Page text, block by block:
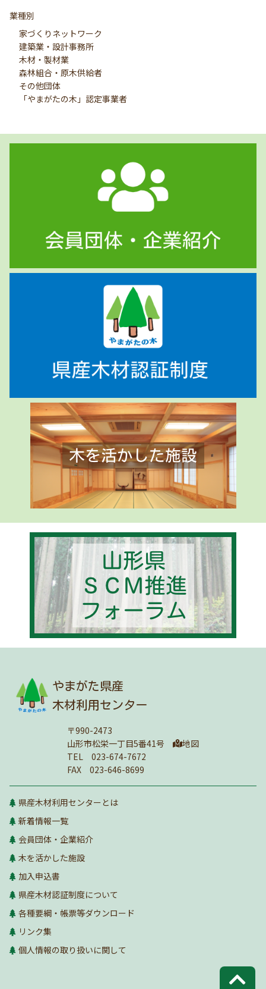
業種別
家づくりネットワーク
建築業・設計事務所
木材・製材業
森林組合・原木供給者
その他団体
「やまがたの木」認定事業者
やまがた県産
木材利用センター
〒990-2473
山形市松栄一丁目5番41号
地図
TEL 023-674-7672
FAX 023-646-8699
県産木材利用センターとは
新着情報一覧
会員団体・企業紹介
木を活かした施設
加入申込書
県産木材認証制度について
各種要綱・帳票等ダウンロード
リンク集
個人情報の取り扱いに関して